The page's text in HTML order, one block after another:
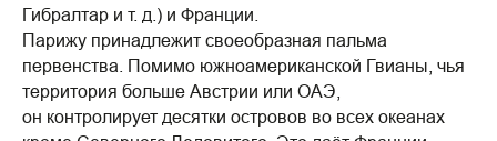
Гибралтар и т. д.) и Франции.
Парижу принадлежит своеобразная пальма
первенства. Помимо южноамериканской Гвианы, чья
территория больше Австрии или ОАЭ,
он контролирует десятки островов во всех океанах